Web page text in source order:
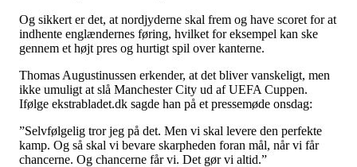
Og sikkert er det, at nordjyderne skal frem og have scoret for at
indhente englændernes føring, hvilket for eksempel kan ske
gennem et højt pres og hurtigt spil over kanterne.
Thomas Augustinussen erkender, at det bliver vanskeligt, men
ikke umuligt at slå Manchester City ud af UEFA Cuppen.
Ifølge ekstrabladet.dk sagde han på et pressemøde onsdag:
”Selvfølgelig tror jeg på det. Men vi skal levere den perfekte
kamp. Og så skal vi bevare skarpheden foran mål, når vi får
chancerne. Og chancerne får vi. Det gør vi altid.”